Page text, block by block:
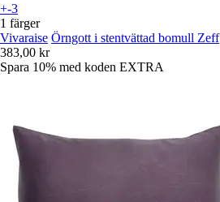
+-3
1 färger
Vivaraise Örngott i stentvättad bomull Zeff
383,00 kr
Spara 10% med koden EXTRA